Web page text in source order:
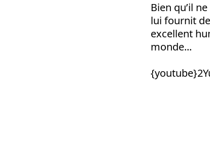
Bien qu’il
lui fournit
excellent
monde...